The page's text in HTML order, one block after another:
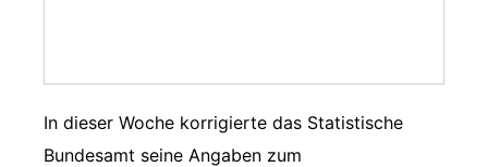
In dieser Woche korrigierte das Statistische
Bundesamt seine Angaben zum